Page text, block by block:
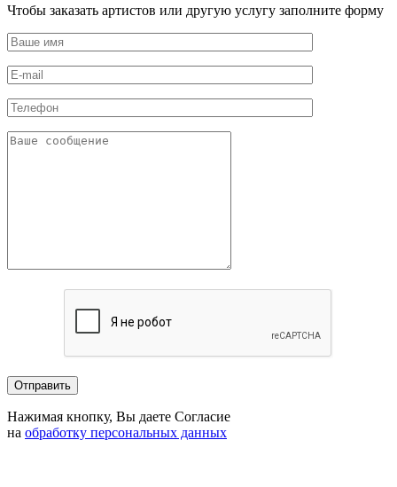
Чтобы заказать артистов или другую услугу заполните форму
Нажимая кнопку, Вы даете Согласие
на обработку персональных данных